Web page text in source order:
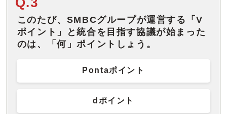
このたび、SMBCグループが運営する「V
ポイント」と統合を目指す協議が始まった
のは、「何」ポイントしょう。
Pontaポイント
dポイント